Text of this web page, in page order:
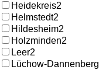
Heidekreis2
Helmstedt2
Hildesheim2
Holzminden2
Leer2
Lüchow-Dannenberg